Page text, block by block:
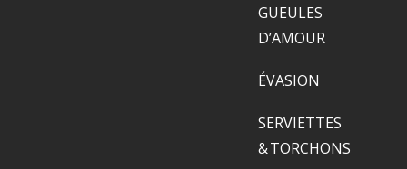
GUEULES
D’AMOUR
ÉVASION
SERVIETTES
& TORCHONS